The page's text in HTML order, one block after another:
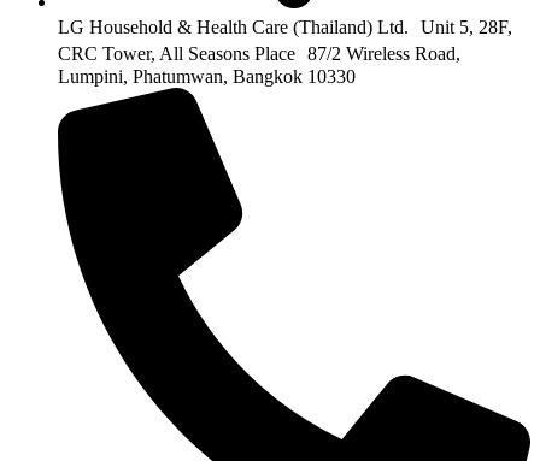
LG Household & Health Care (Thailand) Ltd. Unit 5, 28F,
CRC Tower, All Seasons Place 87/2 Wireless Road,
Lumpini, Phatumwan, Bangkok 10330